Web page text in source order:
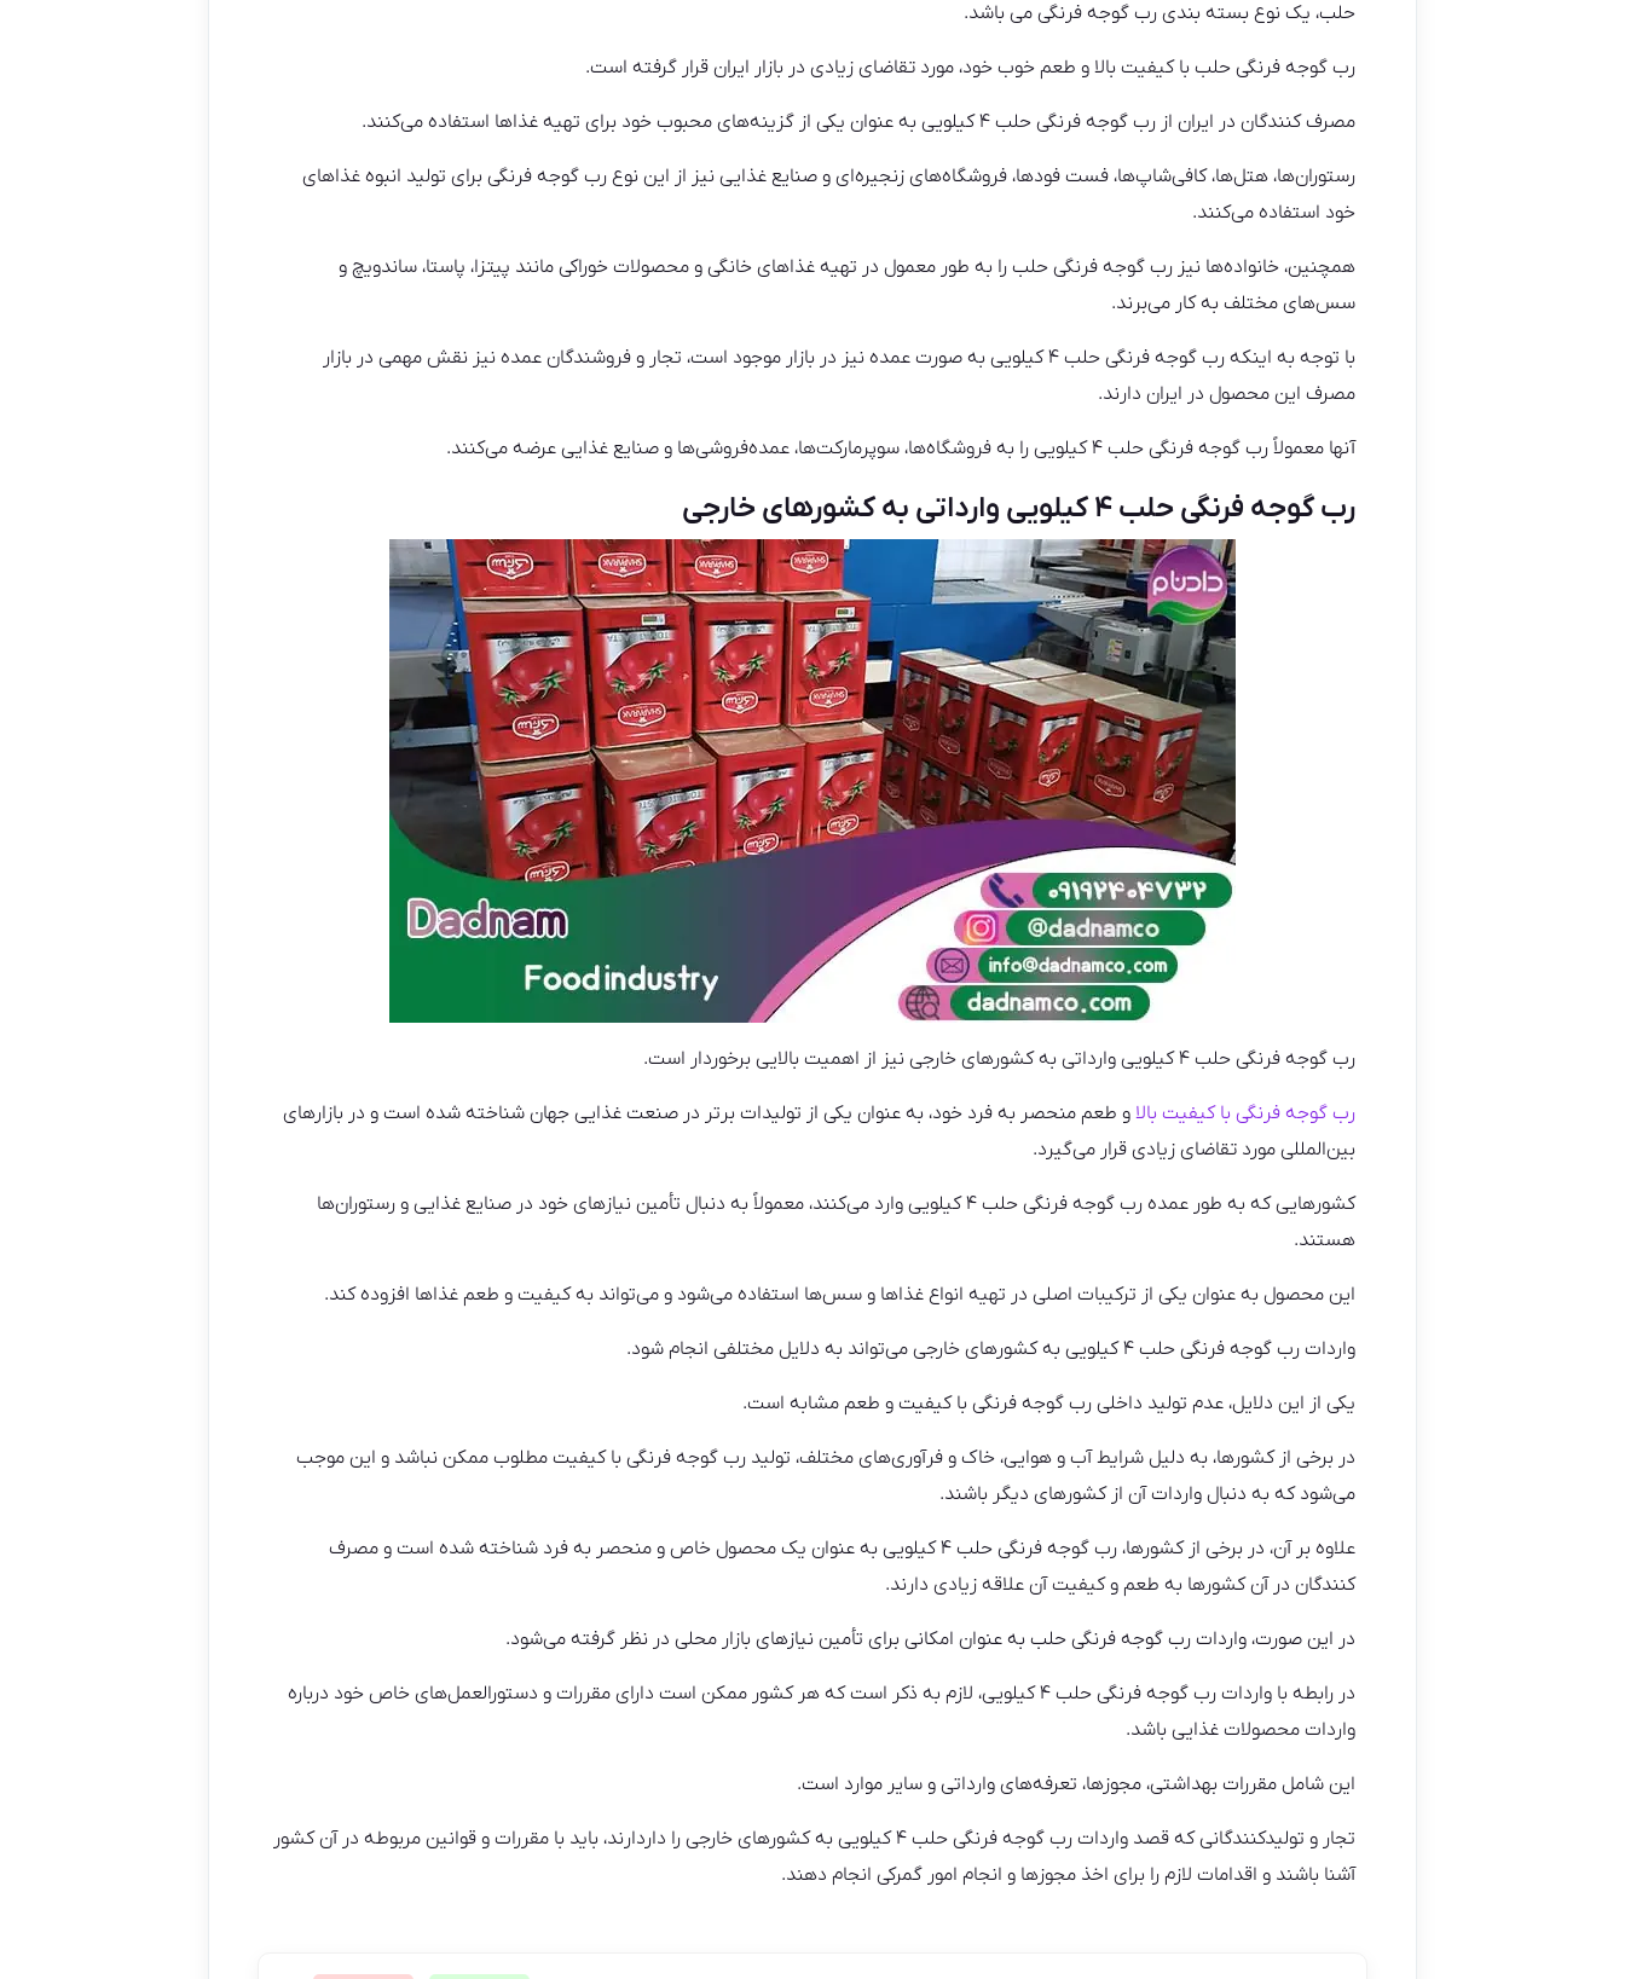
حلب، یک نوع بسته بندی رب گوجه فرنگی می باشد.
رب گوجه فرنگی حلب با کیفیت بالا و طعم خوب خود، مورد تقاضای زیادی در بازار ایران قرار گرفته است.
مصرف کنندگان در ایران از رب گوجه فرنگی حلب ۴ کیلویی به عنوان یکی از گزینه‌های محبوب خود برای تهیه غذاها استفاده می‌کنند.
رستوران‌ها، هتل‌ها، کافی‌شاپ‌ها، فست فودها، فروشگاه‌های زنجیره‌ای و صنایع غذایی نیز از این نوع رب گوجه فرنگی برای تولید انبوه غذاهای
خود استفاده می‌کنند.
همچنین، خانواده‌ها نیز رب گوجه فرنگی حلب را به طور معمول در تهیه غذاهای خانگی و محصولات خوراکی مانند پیتزا، پاستا، ساندویچ و
سس‌های مختلف به کار می‌برند.
با توجه به اینکه رب گوجه فرنگی حلب ۴ کیلویی به صورت عمده نیز در بازار موجود است، تجار و فروشندگان عمده نیز نقش مهمی در بازار
مصرف این محصول در ایران دارند.
آنها معمولاً رب گوجه فرنگی حلب ۴ کیلویی را به فروشگاه‌ها، سوپرمارکت‌ها، عمده‌فروشی‌ها و صنایع غذایی عرضه می‌کنند.
رب گوجه فرنگی حلب ۴ کیلویی وارداتی به کشورهای خارجی
رب گوجه فرنگی حلب ۴ کیلویی وارداتی به کشورهای خارجی نیز از اهمیت بالایی برخوردار است.
رب گوجه فرنگی با کیفیت بالا و طعم منحصر به فرد خود، به عنوان یکی از تولیدات برتر در صنعت غذایی جهان شناخته شده است و در بازارهای
بین‌المللی مورد تقاضای زیادی قرار می‌گیرد.
کشورهایی که به طور عمده رب گوجه فرنگی حلب ۴ کیلویی وارد می‌کنند، معمولاً به دنبال تأمین نیازهای خود در صنایع غذایی و رستوران‌ها
هستند.
این محصول به عنوان یکی از ترکیبات اصلی در تهیه انواع غذاها و سس‌ها استفاده می‌شود و می‌تواند به کیفیت و طعم غذاها افزوده کند.
واردات رب گوجه فرنگی حلب ۴ کیلویی به کشورهای خارجی می‌تواند به دلایل مختلفی انجام شود.
یکی از این دلایل، عدم تولید داخلی رب گوجه فرنگی با کیفیت و طعم مشابه است.
در برخی از کشورها، به دلیل شرایط آب و هوایی، خاک و فرآوری‌های مختلف، تولید رب گوجه فرنگی با کیفیت مطلوب ممکن نباشد و این موجب
می‌شود که به دنبال واردات آن از کشورهای دیگر باشند.
علاوه بر آن، در برخی از کشورها، رب گوجه فرنگی حلب ۴ کیلویی به عنوان یک محصول خاص و منحصر به فرد شناخته شده است و مصرف
کنندگان در آن کشورها به طعم و کیفیت آن علاقه زیادی دارند.
در این صورت، واردات رب گوجه فرنگی حلب به عنوان امکانی برای تأمین نیازهای بازار محلی در نظر گرفته می‌شود.
در رابطه با واردات رب گوجه فرنگی حلب ۴ کیلویی، لازم به ذکر است که هر کشور ممکن است دارای مقررات و دستورالعمل‌های خاص خود درباره
واردات محصولات غذایی باشد.
این شامل مقررات بهداشتی، مجوزها، تعرفه‌های وارداتی و سایر موارد است.
تجار و تولیدکنندگانی که قصد واردات رب گوجه فرنگی حلب ۴ کیلویی به کشورهای خارجی را داردارند، باید با مقررات و قوانین مربوطه در آن کشور
آشنا باشند و اقدامات لازم را برای اخذ مجوزها و انجام امور گمرکی انجام دهند.